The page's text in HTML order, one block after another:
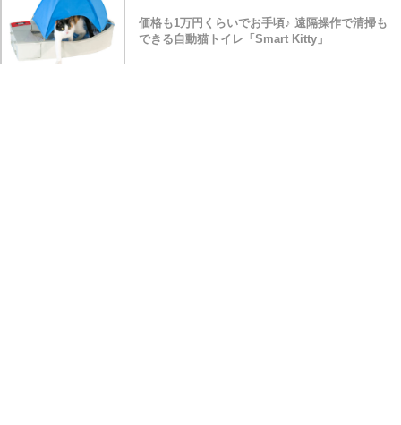
価格も1万円くらいでお手頃♪ 遠隔操作で清掃も
できる自動猫トイレ「Smart Kitty」